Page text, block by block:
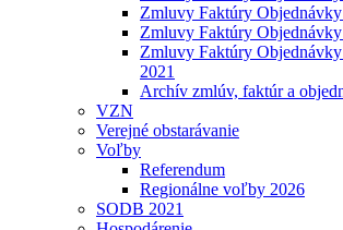
Zmluvy Faktúry
Zmluvy Faktúry Objednávky
Zmluvy Faktúry
2021
Archív zmlúv, faktúr a
VZN
Verejné obstarávanie
Voľby
Referendum
Regionálne voľby 2026
SODB 2021